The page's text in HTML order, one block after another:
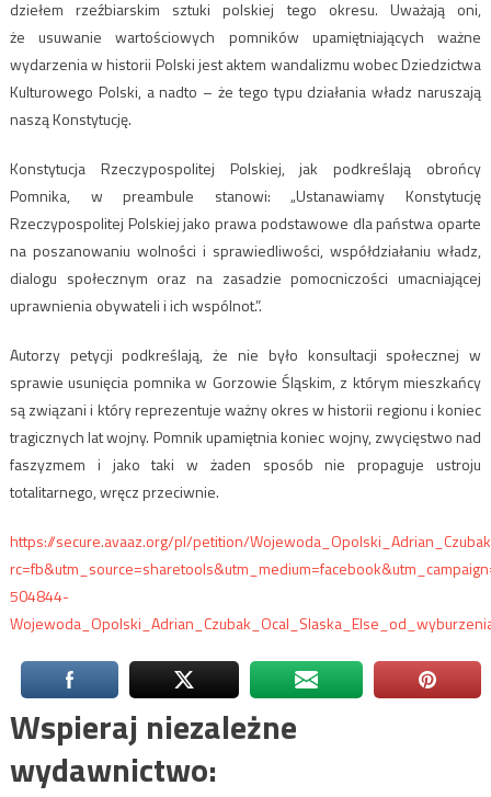
dziełem rzeźbiarskim sztuki polskiej tego okresu. Uważają oni,
że usuwanie wartościowych pomników upamiętniających ważne
wydarzenia w historii Polski jest aktem wandalizmu wobec Dziedzictwa
Kulturowego Polski, a nadto – że tego typu działania władz naruszają
naszą Konstytucję.
Konstytucja Rzeczypospolitej Polskiej, jak podkreślają obrońcy
Pomnika, w preambule stanowi: „Ustanawiamy Konstytucję
Rzeczypospolitej Polskiej jako prawa podstawowe dla państwa oparte
na poszanowaniu wolności i sprawiedliwości, współdziałaniu władz,
dialogu społecznym oraz na zasadzie pomocniczości umacniającej
uprawnienia obywateli i ich wspólnot.”.
Autorzy petycji podkreślają, że nie było konsultacji społecznej w
sprawie usunięcia pomnika w Gorzowie Śląskim, z którym mieszkańcy
są związani i który reprezentuje ważny okres w historii regionu i koniec
tragicznych lat wojny. Pomnik upamiętnia koniec wojny, zwycięstwo nad
faszyzmem i jako taki w żaden sposób nie propaguje ustroju
totalitarnego, wręcz przeciwnie.
https://secure.avaaz.org/pl/petition/
504844-
Wspieraj niezależne
wydawnictwo: